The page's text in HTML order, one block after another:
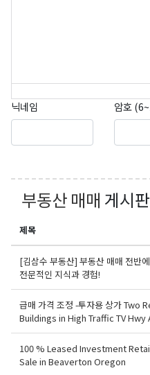
닉네임 암호
부동산 매매 게시
제목
[김삼수 부동산] 부동산 매매 전반
전문적인 지식과 경험!
급매 가격 조정 -투자용 상가 Two
Buildings in High Traffic TV Hwy
100 % Leased Investment
Sale in Beaverton Oregon